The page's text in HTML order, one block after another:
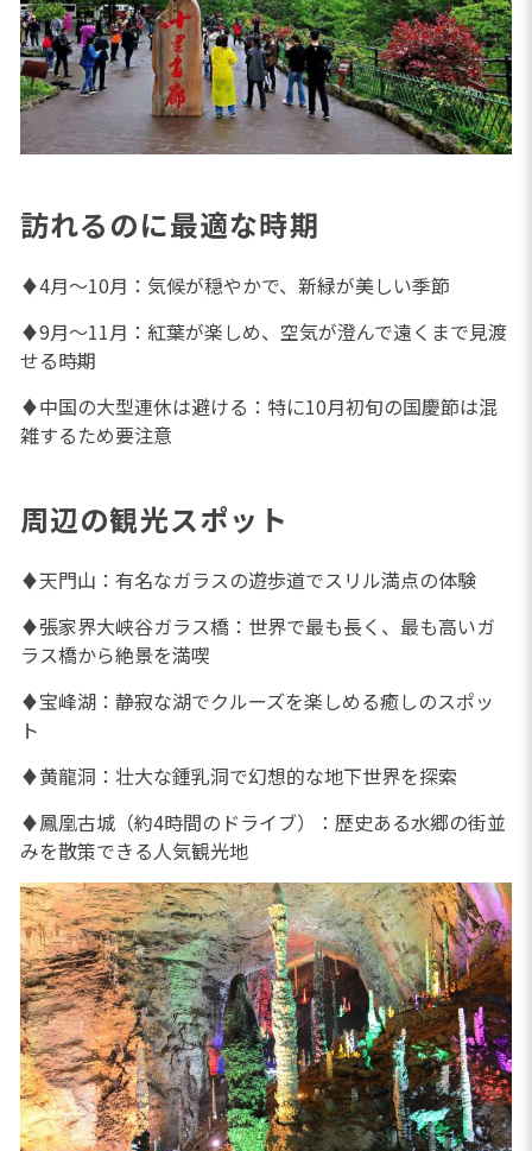
訪れるのに最適な時期
♦4月～10月：気候が穏やかで、新緑が美しい季節
♦9月～11月：紅葉が楽しめ、空気が澄んで遠くまで見渡
せる時期
♦中国の大型連休は避ける：特に10月初旬の国慶節は混
雑するため要注意
周辺の観光スポット
♦天門山：有名なガラスの遊歩道でスリル満点の体験
♦張家界大峡谷ガラス橋：世界で最も長く、最も高いガ
ラス橋から絶景を満喫
♦宝峰湖：静寂な湖でクルーズを楽しめる癒しのスポッ
ト
♦黄龍洞：壮大な鍾乳洞で幻想的な地下世界を探索
♦鳳凰古城（約4時間のドライブ）：歴史ある水郷の街並
みを散策できる人気観光地